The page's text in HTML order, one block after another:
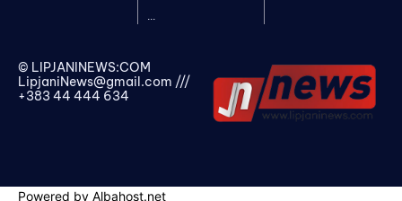
...
© LIPJANINEWS:COM
LipjaniNews@gmail.com ///
+383 44 444 634
Powered by Albahost.net